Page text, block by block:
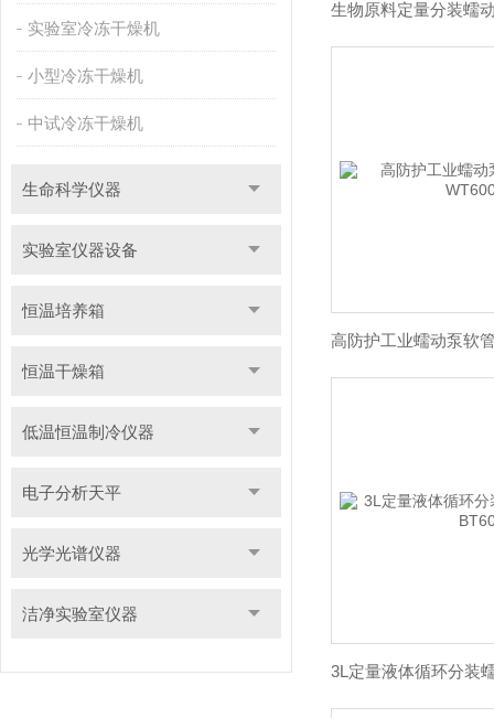
实验室冷冻干燥机
小型冷冻干燥机
中试冷冻干燥机
生命科学仪器
实验室仪器设备
恒温培养箱
恒温干燥箱
低温恒温制冷仪器
电子分析天平
光学光谱仪器
洁净实验室仪器